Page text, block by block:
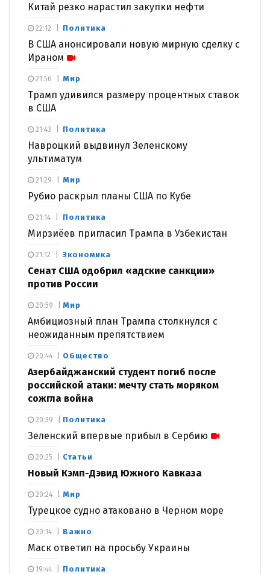
Китай резко нарастил закупки нефти
Политика
В США анонсировали новую мирную сделку с
Ираном
22:12
Мир
Трамп удивился размеру процентных ставок
в США
21:56
Политика
Навроцкий выдвинул Зеленскому
ультиматум
21:43
Мир
Рубио раскрыл планы США по Кубе
21:29
Политика
Мирзиёев пригласил Трампа в Узбекистан
21:14
Экономика
Сенат США одобрил «адские санкции»
против России
21:12
Мир
Амбициозный план Трампа столкнулся с
неожиданным препятствием
20:59
Общество
Азербайджанский студент погиб после
российской атаки: мечту стать моряком
сожгла война
20:44
Политика
Зеленский впервые прибыл в Сербию
20:39
Статьи
Новый Кэмп-Дэвид Южного Кавказа
20:25
Мир
Турецкое судно атаковано в Черном море
20:24
Важно
Маск ответил на просьбу Украины
20:14
Политика
19:44